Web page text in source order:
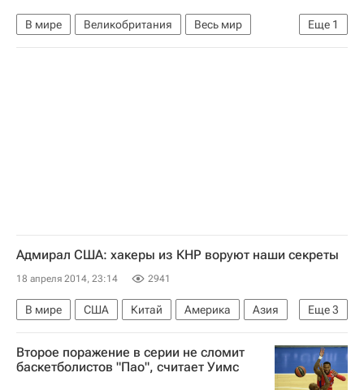
Еще 1
В мире Великобритания
Весь мир
Европа
Адмирал США: хакеры из КНР воруют наши секреты
18 апреля 2014, 23:14 2941
Еще3
В мире США Китай Америка
Азия
Весь мир
Северная Америка
Министерство обороны США
Второе поражение в серии не сломит
баскетболистов "Пао", считает Уимс